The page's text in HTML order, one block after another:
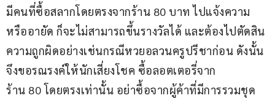
มีคนที่ซื้อสลากโดยตรงจากร้าน 80 บาท ไปแจ้งความ
หรืออายัด ก็จะไม่สามารถขึ้นรางวัลได้ และต้องไปตัดสิน
ความถูกผิดอย่างเช่นกรณีหวยอลวนครูปรีชาก่อน ดังนั้น
จึงขอรณรงค์ให้นักเสี่ยงโชค ซื้อลอตเตอรี่จาก
ร้าน 80 โดยตรงเท่านั้น อย่าซื้อจากผู้ค้าที่มีการรวมชุด